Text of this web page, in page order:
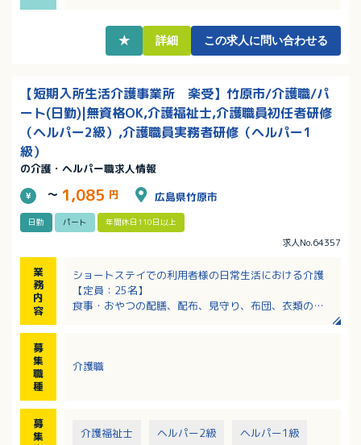
★ 詳細 この求人に問い合わせる
【短期入所生活介護事業所 楽受】竹原市/介護職/パ
ート(日勤)|無資格OK,介護福祉士,介護職員初任者研修
（ヘルパー2級）,介護職員実務者研修（ヘルパー1
級）
の介護・ヘルパー職求人情報
～ 1,085 円 広島県竹原市
日勤 パート 年間休日110日以上
求人No.64357
業
務
内
容
ショートステイでの利用者様の日常生活における介護
【定員：25名】
食事・おやつの配膳、配布、見守り、布団、衣類の天
募
集
職
種
介護職
募
集
介護福祉士 ヘルパー2級 ヘルパー1級